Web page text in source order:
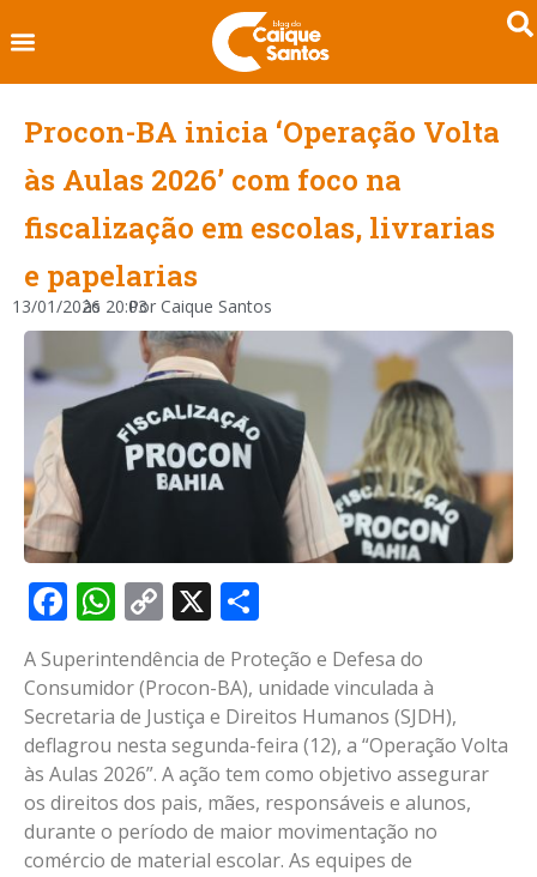
Procon-BA inicia ‘Operação Volta
às Aulas 2026’ com foco na
fiscalização em escolas, livrarias
e papelarias
13/01/2026
às 20:03
Por Caique Santos
Facebook
WhatsApp
Copy
Link
X
A Superintendência de Proteção e Defesa do
Consumidor (Procon-BA), unidade vinculada à
Secretaria de Justiça e Direitos Humanos (SJDH),
deflagrou nesta segunda-feira (12), a “Operação Volta
às Aulas 2026”. A ação tem como objetivo assegurar
os direitos dos pais, mães, responsáveis e alunos,
durante o período de maior movimentação no
comércio de material escolar. As equipes de